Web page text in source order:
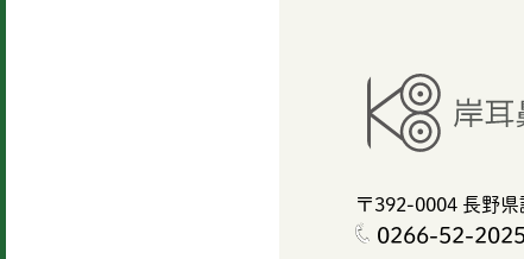
〒392-0004 長野
0266-52-2025